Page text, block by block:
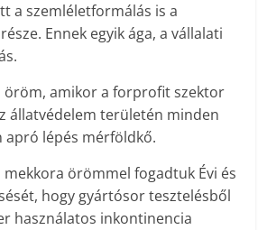
a szemléletformálás is a
Ennek egyik ága, a vállalati
öröm, amikor a forprofit szektor
állatvédelem területén minden
apró lépés mérföldkő.
mekkora örömmel fogadtuk Évi és
hogy gyártósor tesztelésből
használatos inkontinencia